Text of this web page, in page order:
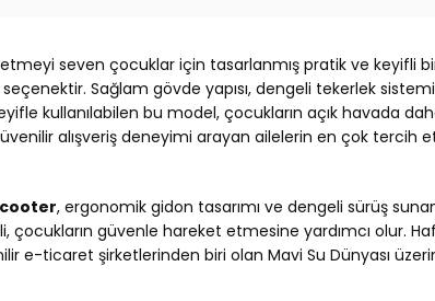
seven çocuklar için tasarlanmış pratik ve keyifli
Sağlam gövde yapısı, dengeli tekerlek
kullanılabilen bu model, çocukların açık havada
alışveriş deneyimi arayan ailelerin en çok tercih
, ergonomik gidon tasarımı ve dengeli sürüş
güvenle hareket etmesine yardımcı olur.
e-ticaret şirketlerinden biri olan Mavi Su Dünyası